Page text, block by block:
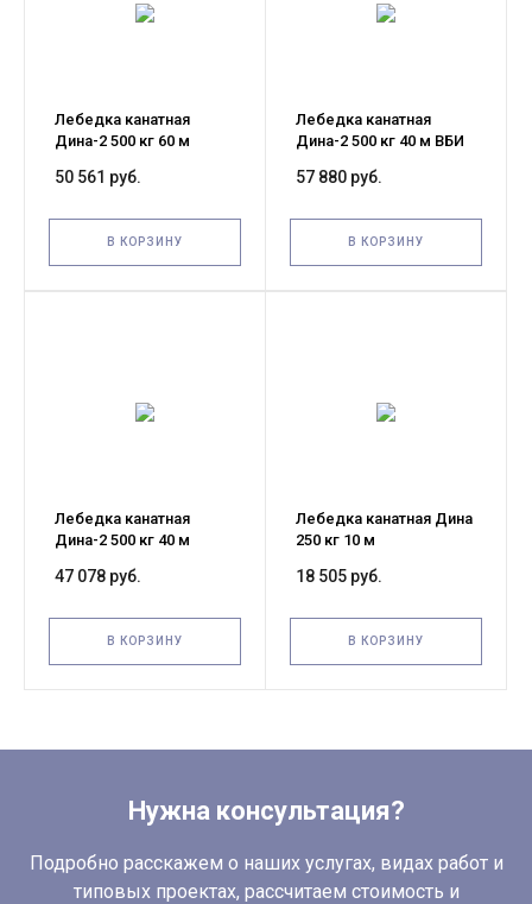
Лебедка канатная
Дина-2 500 кг 60 м
50 561 руб.
В КОРЗИНУ
Лебедка канатная
Дина-2 500 кг 40 м ВБИ
57 880 руб.
В КОРЗИНУ
Лебедка канатная
Дина-2 500 кг 40 м
47 078 руб.
В КОРЗИНУ
Лебедка канатная Дина
250 кг 10 м
18 505 руб.
В КОРЗИНУ
Нужна консультация?
Подробно расскажем о наших услугах, видах работ и
типовых проектах, рассчитаем стоимость и